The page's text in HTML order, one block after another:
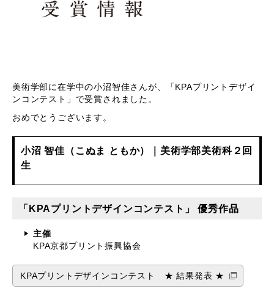
美術学部に在学中の小沼智佳さんが、「KPAプリントデザイ
ンコンテスト」で受賞されました。
おめでとうございます。
小沼 智佳（こぬま ともか）｜美術学部美術科２回
生
「KPAプリントデザインコンテスト」 優秀作品
主催
KPA京都プリント振興協会
KPAプリントデザインコンテスト ★ 結果発表 ★